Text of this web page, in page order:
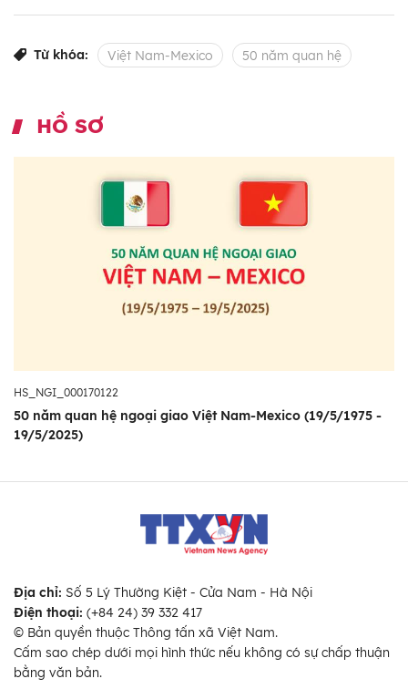
Từ khóa: Việt Nam-Mexico 50 năm quan hệ
HỒ SƠ
HS_NGI_000170122
50 năm quan hệ ngoại giao Việt Nam-Mexico (19/5/1975 -
19/5/2025)
Địa chỉ: Số 5 Lý Thường Kiệt - Cửa Nam - Hà Nội
Điện thoại: (+84 24) 39 332 417
© Bản quyền thuộc Thông tấn xã Việt Nam.
Cấm sao chép dưới mọi hình thức nếu không có sự chấp thuận
bằng văn bản.